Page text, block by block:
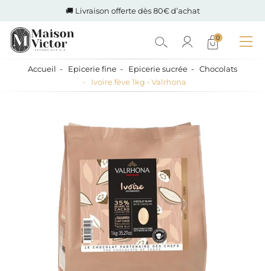
🚚 Livraison offerte dès 80€ d’achat
0
Accueil Epicerie fine Epicerie sucrée
Chocolats
Ivoire fève 1kg - Valrhona